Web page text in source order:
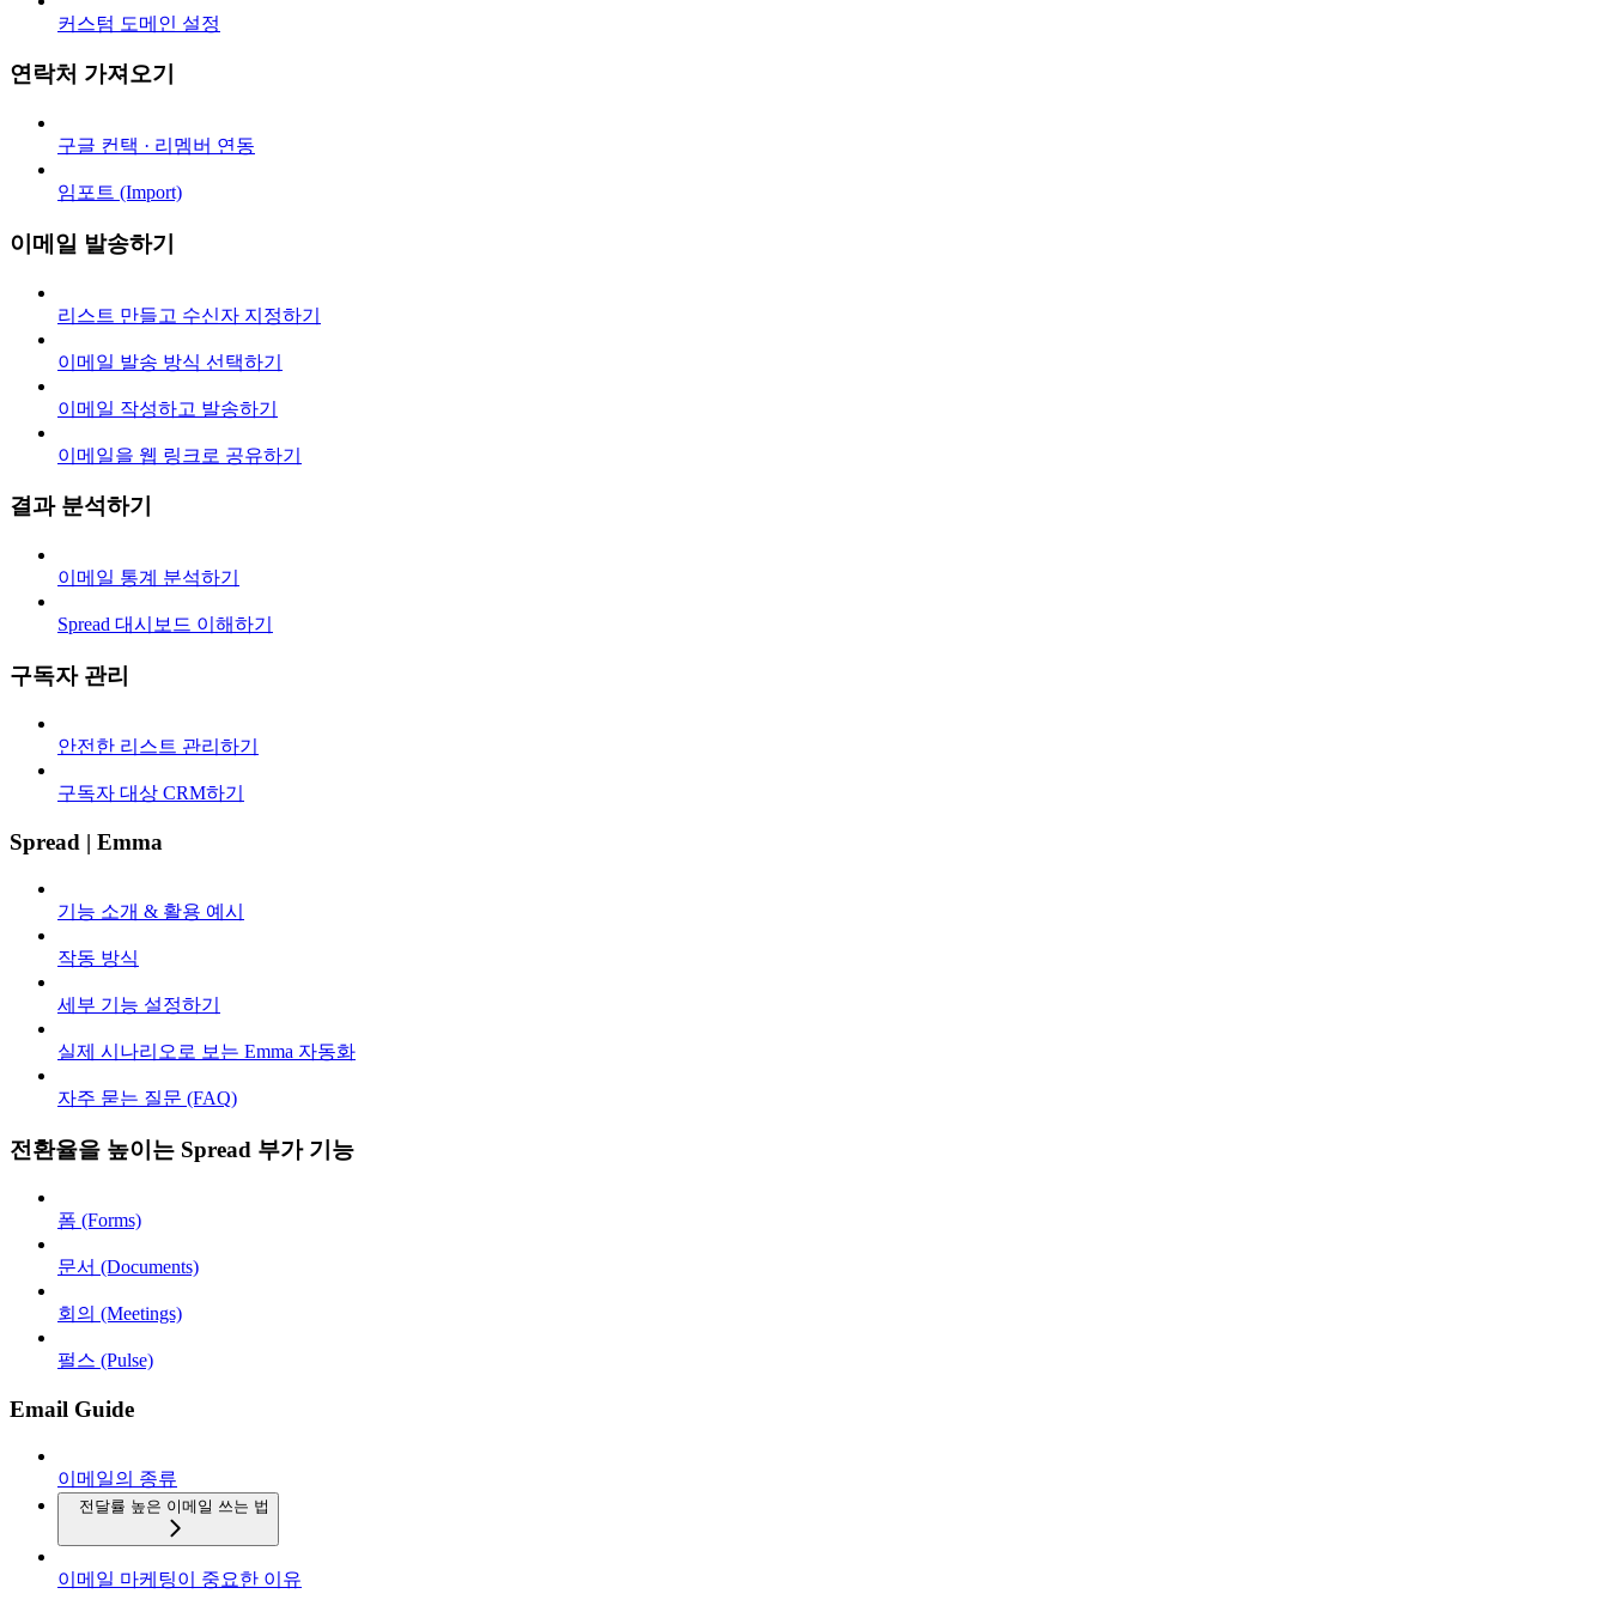
커스텀 도메인 설정
연락처 가져오기
구글 컨택 · 리멤버 연동
임포트 (Import)
이메일 발송하기
리스트 만들고 수신자 지정하기
이메일 발송 방식 선택하기
이메일 작성하고 발송하기
이메일을 웹 링크로 공유하기
결과 분석하기
이메일 통계 분석하기
Spread 대시보드 이해하기
구독자 관리
안전한 리스트 관리하기
구독자 대상 CRM하기
Spread | Emma
기능 소개 & 활용 예시
작동 방식
세부 기능 설정하기
실제 시나리오로 보는 Emma 자동화
자주 묻는 질문 (FAQ)
전환율을 높이는 Spread 부가 기능
폼 (Forms)
문서 (Documents)
회의 (Meetings)
펄스 (Pulse)
Email Guide
이메일의 종류
전달률 높은 이메일 쓰는 법
이메일 마케팅이 중요한 이유